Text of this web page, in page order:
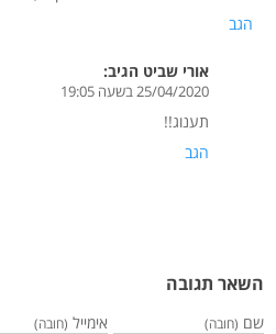
הגב
אורי שביט הגיב:
25/04/2020 בשעה 19:05
תענוג!!
הגב
השאר תגובה
שם (חובה) אימייל (חובה)